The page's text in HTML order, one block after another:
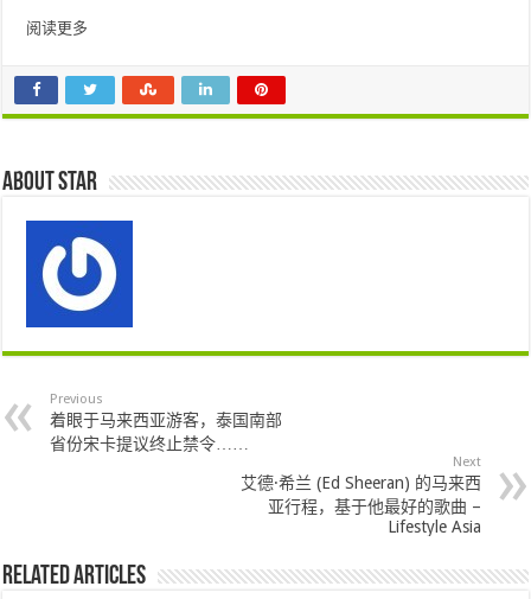
帖
子
导
阅读更多
About star
Previous
着眼于马来西亚游客，泰国南部
省份宋卡提议终止禁令……
Next
艾德·希兰 (Ed Sheeran) 的马来西
亚行程，基于他最好的歌曲 –
Lifestyle Asia
Related Articles